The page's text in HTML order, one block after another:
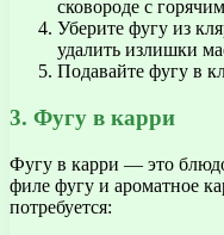
сковороде с
Уберите фугу из
удалить излишки
Подавайте фугу в
3. Фугу в карри
Фугу в карри — это
филе фугу и ароматное
потребуется: